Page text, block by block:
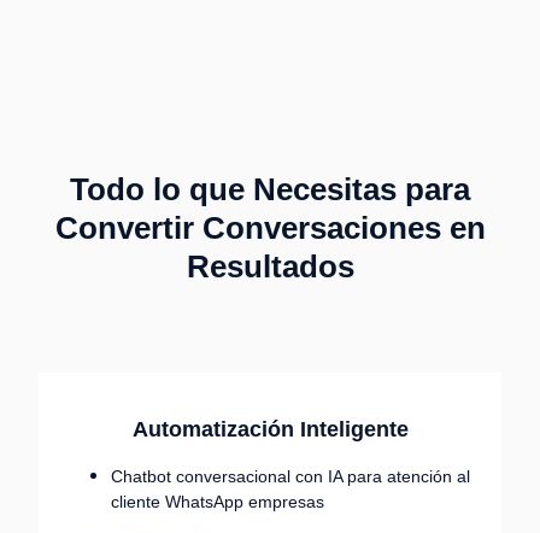
Todo lo que Necesitas para
Convertir Conversaciones en
Resultados
Automatización Inteligente
Chatbot conversacional con IA para atención al
cliente WhatsApp empresas